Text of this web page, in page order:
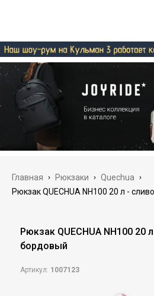
Главная › Рюкзаки › Quechua ›
Рюкзак QUECHUA NH100 20 л -
Рюкзак QUECHUA NH100 20
бордовый
Артикул: 1007123